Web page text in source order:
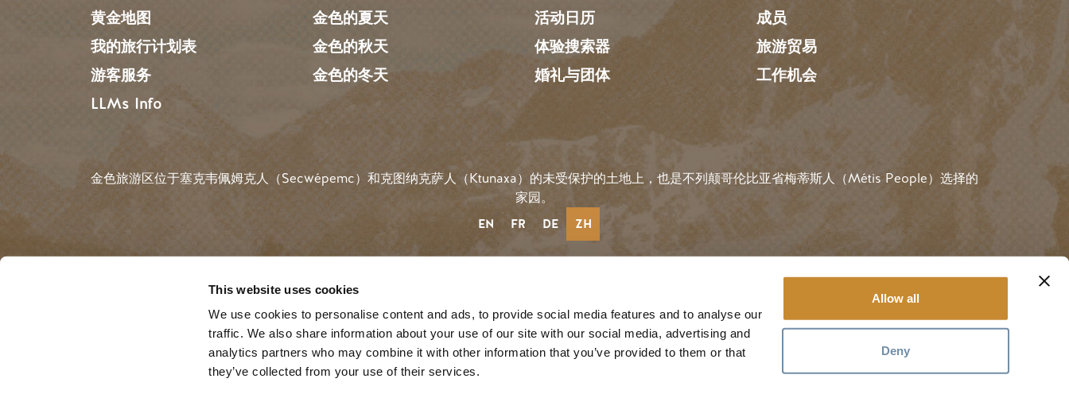
This website uses cookies
We use cookies to personalise content and ads, to provide social media features and to analyse our
traffic. We also share information about your use of our site with our social media, advertising and
analytics partners who may combine it with other information that you’ve provided to them or that
they’ve collected from your use of their services.
Allow all
Deny
黄金地图
我的旅行计划表
游客服务
LLMs Info
金色的夏天
金色的秋天
金色的冬天
活动日历
体验搜索器
婚礼与团体
成员
旅游贸易
工作机会
金色旅游区位于塞克韦佩姆克人（Secwépemc）和克图纳克萨人（Ktunaxa）的未受保护的土地上，也是不列颠哥伦比亚省梅蒂斯人（Métis People）选择的
家园。
EN FR DE ZH
#金色规则用户账户菜
登录
©2025 Golden Tourism |Privacy| Website byBreeze